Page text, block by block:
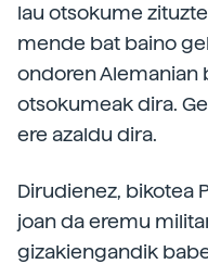
lau otsokume
mende bat baino
ondoren Alemanian
otsokumeak dira.
ere azaldu dira.
Dirudienez, bikotea
joan da eremu
gizakiengandik